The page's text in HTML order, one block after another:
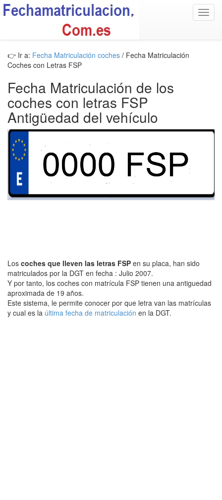
👉 Ir a: Fecha Matriculación coches / Fecha Matriculación
Coches con Letras FSP
Fecha Matriculación de los
coches con letras FSP
Antigüedad del vehículo
Los coches que lleven las letras FSP en su placa, han sido
matriculados por la DGT en fecha : Julio 2007.
Y por tanto, los coches con matrícula FSP tienen una antiguedad
aproximada de 19 años.
Este sistema, le permite conocer por que letra van las matrículas
y cual es la última fecha de matriculación en la DGT.